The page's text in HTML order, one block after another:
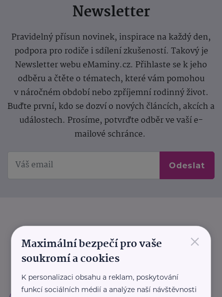
Newsletter
Pravidelný přísun novinek, inspirace na každý den,
podpora pro rodiče i sdílení zkušeností. Takový je
Newsletter webu eMaminy.cz. Přihlaste se k jeho
odběru a čtěte o tématech, které vám pomohou
v náročném období nebo zpříjemní rodinný život.
Buďte první, kdo se dozví o nových článcích, akcích a
událostech. Prosíme, potvrďte odběr ve vaší e-
mailové schránce.
Odeslat
×
Maximální bezpečí pro vaše
soukromí a cookies
K personalizaci obsahu a reklam, poskytování
funkcí sociálních médií a analýze naší návštěvnosti